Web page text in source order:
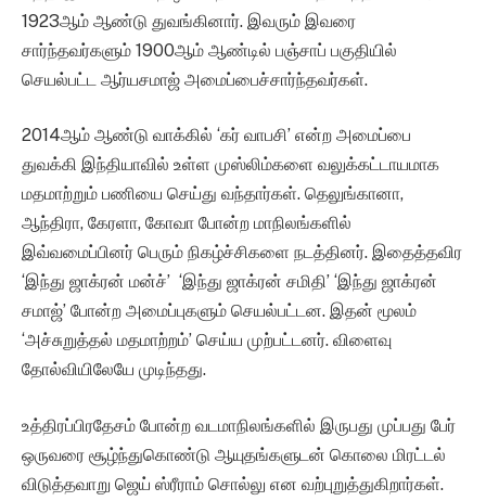
1923ஆம் ஆண்டு துவங்கினார். இவரும் இவரை
சார்ந்தவர்களும் 1900ஆம் ஆண்டில் பஞ்சாப் பகுதியில்
செயல்பட்ட ஆர்யசமாஜ் அமைப்பைச்சார்ந்தவர்கள்.
2014ஆம் ஆண்டு வாக்கில் ‘கர் வாபசி’ என்ற அமைப்பை
துவக்கி இந்தியாவில் உள்ள முஸ்லிம்களை வலுக்கட்டாயமாக
மதமாற்றும் பணியை செய்து வந்தார்கள். தெலுங்கானா,
ஆந்திரா, கேரளா, கோவா போன்ற மாநிலங்களில்
இவ்வமைப்பினர் பெரும் நிகழ்ச்சிகளை நடத்தினர். இதைத்தவிர
‘இந்து ஜாக்ரன் மன்ச்’ ‘இந்து ஜாக்ரன் சமிதி’ ‘இந்து ஜாக்ரன்
சமாஜ்’ போன்ற அமைப்புகளும் செயல்பட்டன. இதன் மூலம்
‘அச்சுறுத்தல் மதமாற்றம்’ செய்ய முற்பட்டனர். விளைவு
தோல்வியிலேயே முடிந்தது.
உத்திரப்பிரதேசம் போன்ற வடமாநிலங்களில் இருபது முப்பது பேர்
ஒருவரை சூழ்ந்துகொண்டு ஆயுதங்களுடன் கொலை மிரட்டல்
விடுத்தவாறு ஜெய் ஸ்ரீராம் சொல்லு என வற்புறுத்துகிறார்கள்.